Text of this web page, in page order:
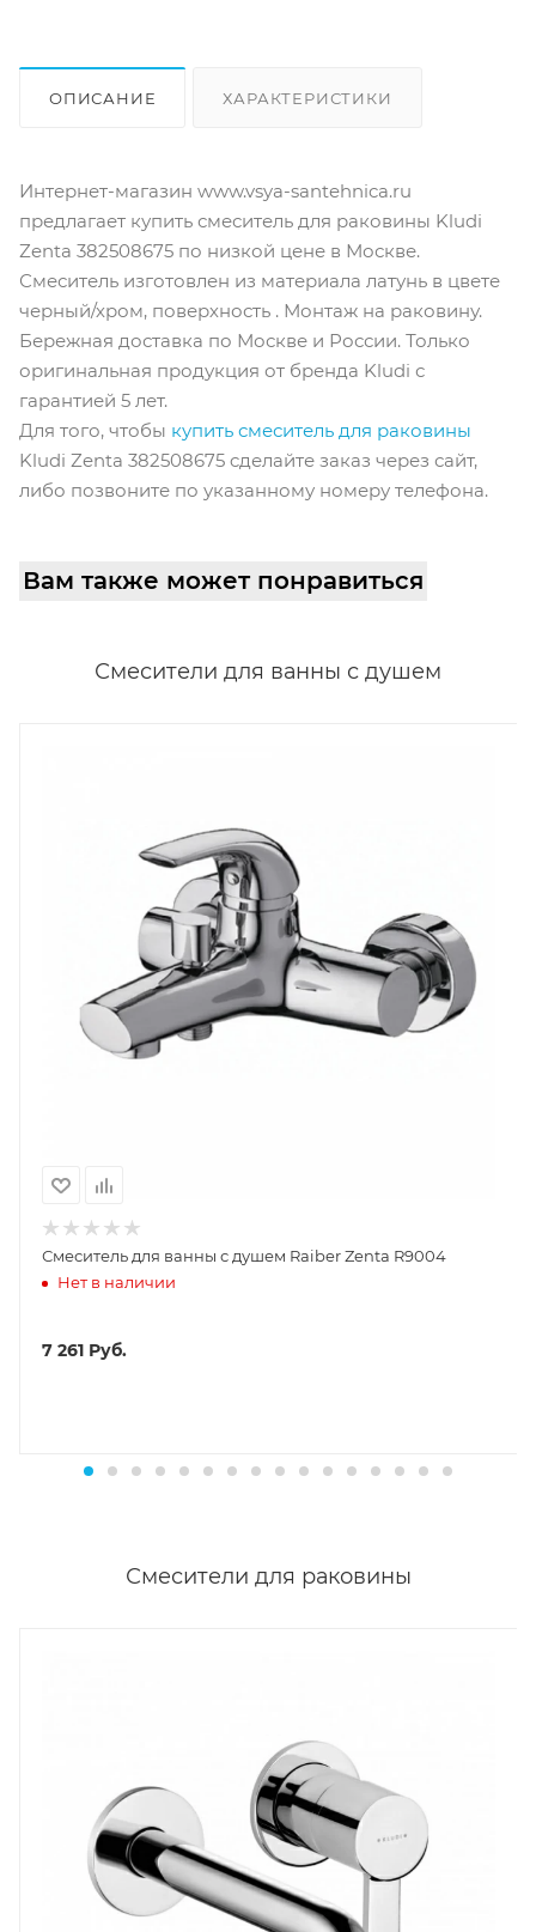
ОПИСАНИЕ ХАРАКТЕРИСТИКИ
Интернет-магазин www.vsya-santehnica.ru
предлагает купить смеситель для раковины Kludi
Zenta 382508675 по низкой цене в Москве.
Смеситель изготовлен из материала латунь в цвете
черный/хром, поверхность . Монтаж на раковину.
Бережная доставка по Москве и России. Только
оригинальная продукция от бренда Kludi с
гарантией 5 лет.
Для того, чтобы купить смеситель для раковины
Kludi Zenta 382508675 cделайте заказ через сайт,
либо позвоните по указанному номеру телефона.
Вам также может понравиться
Смесители для ванны с душем
Смеситель для ванны с душем Raiber Zenta R9004
Нет в наличии
7 261 Руб.
Смесители для раковины